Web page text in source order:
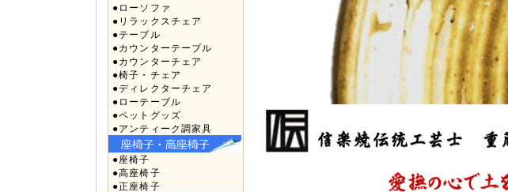
●ローソファ
●リラックスチェア
●テーブル
●カウンターテーブル
●カウンターチェア
●椅子・チェア
●ディレクターチェア
●ローテーブル
●ペットグッズ
●アンティーク調家具
●座椅子
●高座椅子
●正座椅子